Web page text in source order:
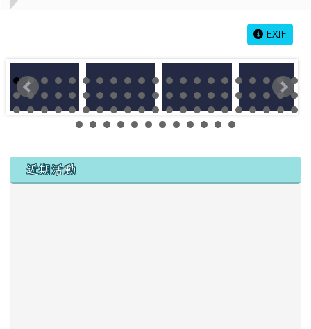
EXIF
左邊區域內容
近期活動